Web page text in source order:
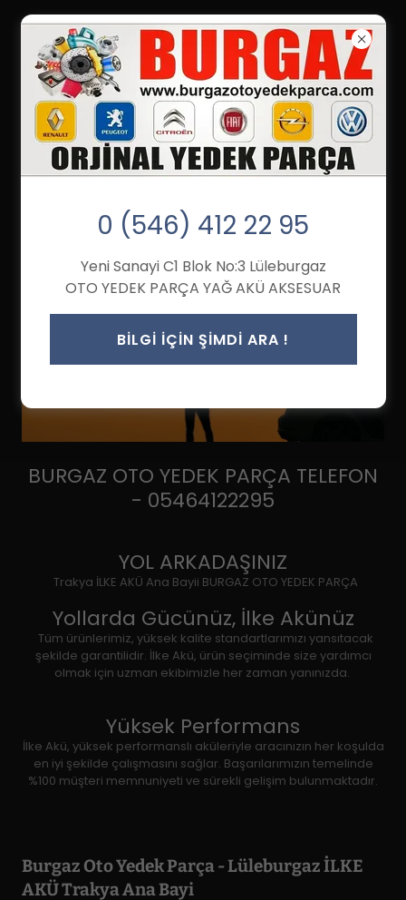
TRAKYA BÖLGESİ | İLKE AKÜ ANA BAYİİ
BURGAZ OTO YEDEK PARÇA TELEFON
- 05464122295
YOL ARKADAŞINIZ
Trakya İLKE AKÜ Ana Bayii BURGAZ OTO YEDEK PARÇA
Yollarda Gücünüz, İlke Akünüz
Tüm ürünlerimiz, yüksek kalite standartlarımızı yansıtacak
şekilde garantilidir. İlke Akü, ürün seçiminde size yardımcı
olmak için uzman ekibimizle her zaman yanınızda.
Yüksek Performans
İlke Akü, yüksek performanslı aküleriyle aracınızın her koşulda
en iyi şekilde çalışmasını sağlar. Başarılarımızın temelinde
%100 müşteri memnuniyeti ve sürekli gelişim bulunmaktadır.
Burgaz Oto Yedek Parça - Lüleburgaz İLKE
AKÜ Trakya Ana Bayi
0 (546) 412 22 95
Yeni Sanayi C1 Blok No:3 Lüleburgaz
OTO YEDEK PARÇA YAĞ AKÜ AKSESUAR
BİLGİ İÇİN ŞİMDİ ARA !